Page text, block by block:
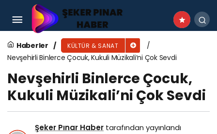
Haberler KÜLTÜR & SANAT
Nevşehirli Binlerce Çocuk, Kukuli Müzikali’ni Çok Sevdi
Nevşehirli Binlerce Çocuk,
Kukuli Müzikali’ni Çok Sevdi
Şeker Pınar Haber tarafından yayınlandı
İzmir Şehir Tiyatroları sezonu yeni sahnesinde
açtı